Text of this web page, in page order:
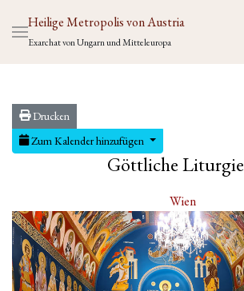
Heilige Metropolis von Austria
Exarchat von Ungarn und Mitteleuropa
Drucken
Zum Kalender hinzufügen
Göttliche Liturgie
Wien